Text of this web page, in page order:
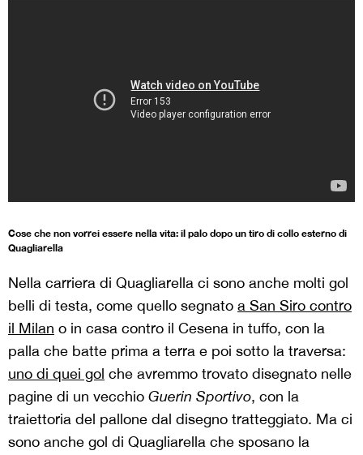
Cose che non vorrei essere nella vita: il palo dopo un tiro di collo esterno di
Quagliarella
Nella carriera di Quagliarella ci sono anche molti gol
belli di testa, come quello segnato a San Siro contro
il Milan o in casa contro il Cesena in tuffo, con la
palla che batte prima a terra e poi sotto la traversa:
uno di quei gol che avremmo trovato disegnato nelle
pagine di un vecchio Guerin Sportivo, con la
traiettoria del pallone dal disegno tratteggiato. Ma ci
sono anche gol di Quagliarella che sposano la